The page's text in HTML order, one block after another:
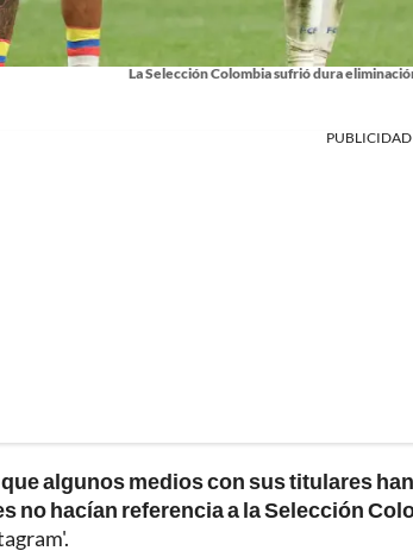
La Selección Colombia sufrió dura
PUBLICIDAD
algunos medios con sus titulares
no hacían referencia a la Selección